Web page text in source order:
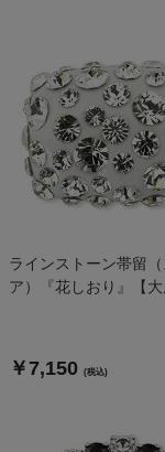
ラインストーン帯留
ア）『花しおり』【大
￥7,150 (税込)